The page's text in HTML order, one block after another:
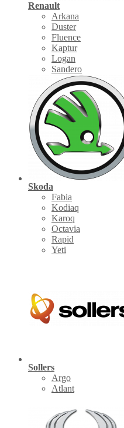
Renault
Arkana
Duster
Fluence
Kaptur
Logan
Sandero
Skoda
Fabia
Kodiaq
Karoq
Octavia
Rapid
Yeti
Sollers
Argo
Atlant